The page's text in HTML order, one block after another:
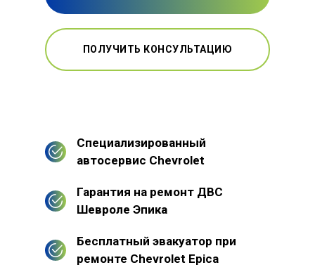
ПОЛУЧИТЬ КОНСУЛЬТАЦИЮ
Специализированный
автосервис Chevrolet
Гарантия на ремонт ДВС
Шевроле Эпика
Бесплатный эвакуатор при
ремонте Chevrolet Epica